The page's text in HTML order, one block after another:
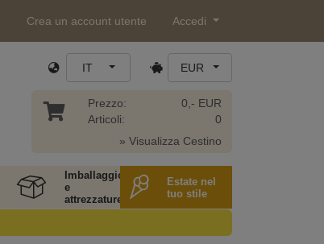
Crea un account utente Accedi
IT EUR
Prezzo:
Articoli:
0,- EUR
0
» Visualizza Cestino
Imballaggio
e
attrezzature
Estate nel
tuo stile